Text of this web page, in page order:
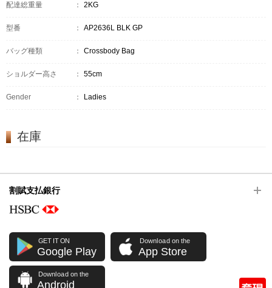
配達総重量 ： 2KG
型番 ： AP2636L BLK GP
バッグ種類 ： Crossbody Bag
ショルダー高さ ： 55cm
Gender ： Ladies
在庫
割賦支払銀行
GET IT ON
Google Play
Download on the
App Store
Download on the
Android